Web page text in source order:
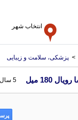
انتخاب شهر
> پزشکی، سلامت و زیبایی
5 سال پیش